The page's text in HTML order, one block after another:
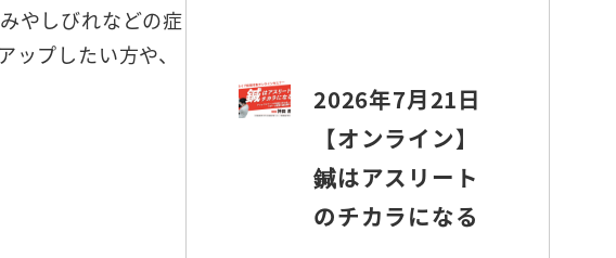
やしびれなどの症
プしたい方や、
2026年7月21日
【オンライン】
鍼はアスリート
のチカラになる